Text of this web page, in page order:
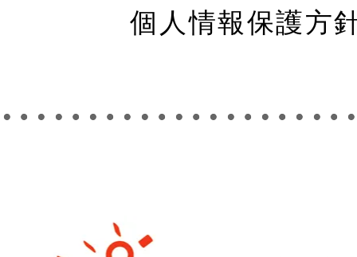
個人情報保護方